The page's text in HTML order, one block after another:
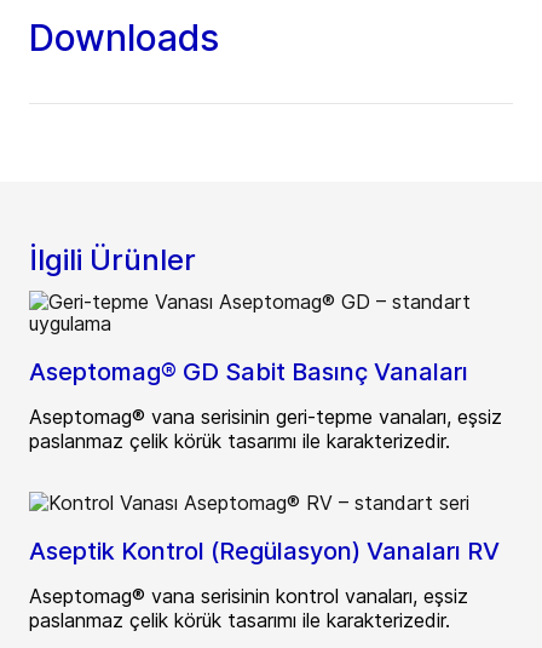
Downloads
İlgili Ürünler
Aseptomag® GD Sabit Basınç Vanaları
Aseptomag® vana serisinin geri-tepme vanaları, eşsiz
paslanmaz çelik körük tasarımı ile karakterizedir.
Aseptik Kontrol (Regülasyon) Vanaları RV
Aseptomag® vana serisinin kontrol vanaları, eşsiz
paslanmaz çelik körük tasarımı ile karakterizedir.